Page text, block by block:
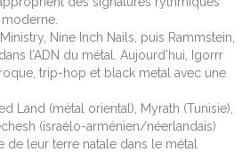
Ministry, Nine Inch Nails, puis Rammstein,
l’ADN du métal. Aujourd’hui, Igorrr
trip-hop et black metal avec une
Land (métal oriental), Myrath (Tunisie),
(israélo-arménien/néerlandais)
de leur terre natale dans le métal